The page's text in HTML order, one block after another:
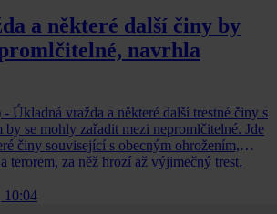
a některé další činy by
navrhla
Úkladná vražda a některé další trestné činy s
by se mohly zařadit mezi nepromlčitelné. Jde
činy související s obecným ohrožením,
terorem, za něž hrozí až výjimečný trest.
10:04